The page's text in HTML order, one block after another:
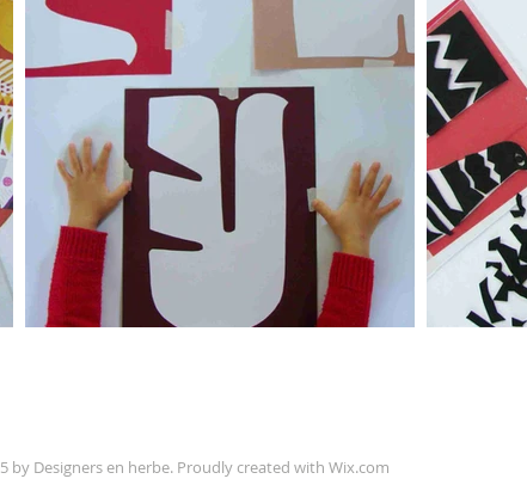
by Designers en herbe. Proudly created with Wix.com